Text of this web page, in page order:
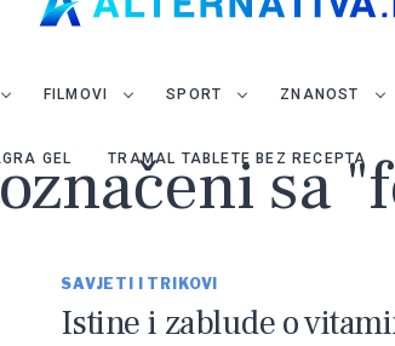
FILMOVI SPORT ZNANOST
GEL TRAMAL TABLETE BEZ RECEPTA
sa
SAVJETI I TRIKOVI
Istine i zablude o